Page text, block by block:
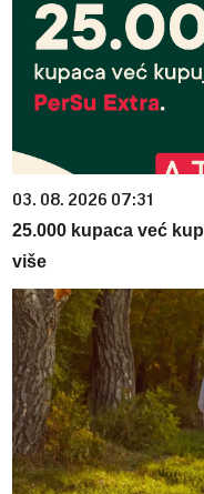
03. 08. 2026 07:31
25.000 kupaca već
više